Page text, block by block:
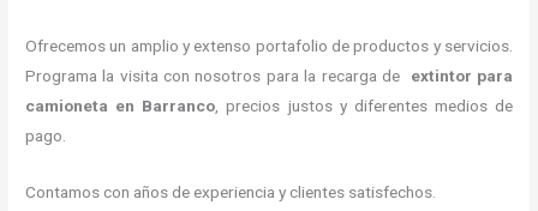
Ofrecemos un amplio y extenso portafolio de productos y servicios.
Programa la visita con nosotros para la recarga de extintor para
camioneta en Barranco , precios justos y diferentes medios de
pago.
Contamos con años de experiencia y clientes satisfechos.